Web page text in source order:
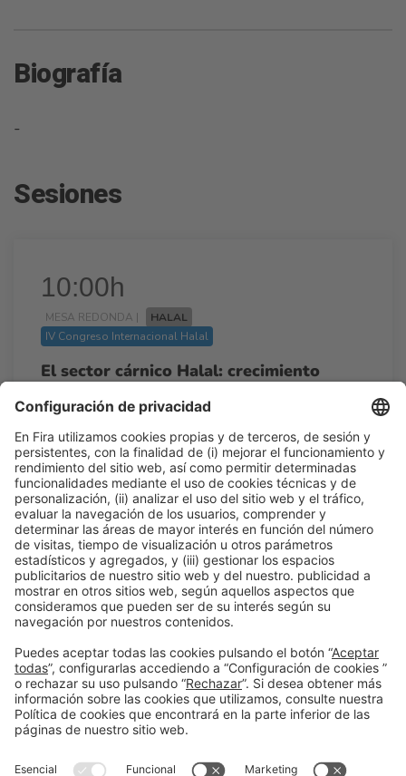
Biografía
-
Sesiones
10:00h
MESA REDONDA |
HALAL
IV Congreso Internacional Halal
El sector cárnico Halal: crecimiento
sostenido de una demanda de calidad
Mar 24
10:00h - 11:00h
Sala INNOVAL by CaixaBank - The Alimentaria Hub
Acceso libre
Leer más